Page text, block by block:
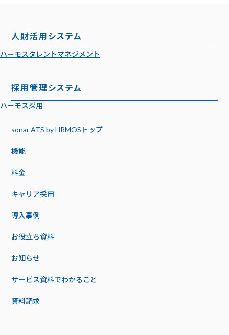
人財活用システム
ハーモスタレントマネジメント
採用管理システム
ハーモス採用
sonar ATS by HRMOS トップ
機能
料金
キャリア採用
導入事例
お役立ち資料
お知らせ
サービス資料でわかること
資料請求